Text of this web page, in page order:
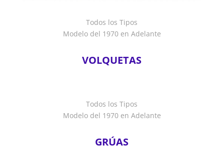
Todos los Tipos
Modelo del 1970 en Adelante
VOLQUETAS
Todos los Tipos
Modelo del 1970 en Adelante
GRÚAS